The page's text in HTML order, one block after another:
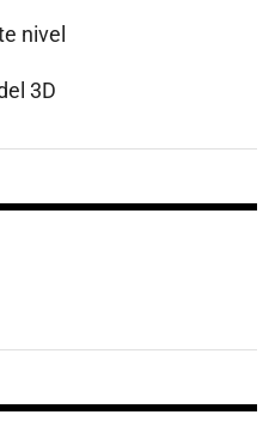
nivel
3D